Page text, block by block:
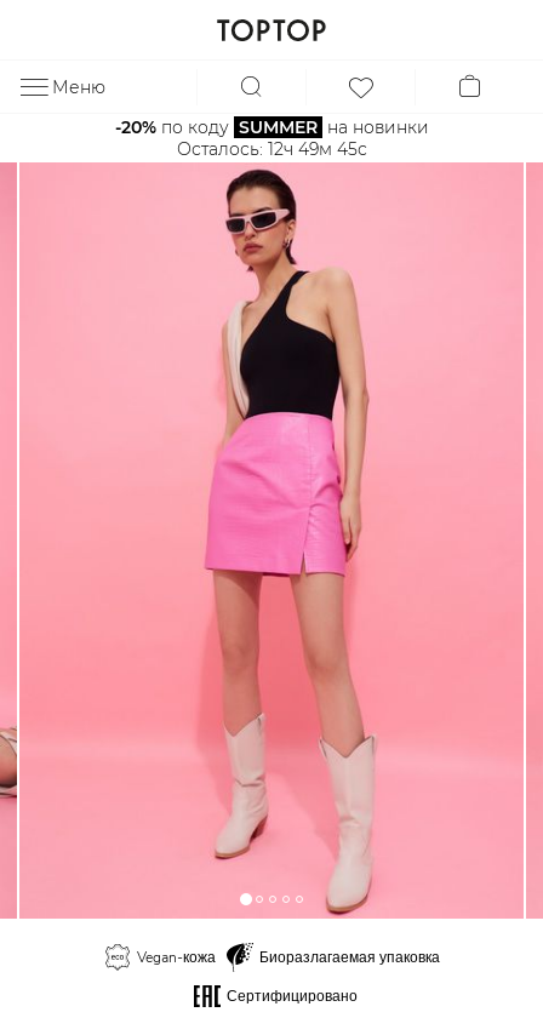
Меню
-20% по коду SUMMER на новинки
Осталось: 12ч 49м 45с
Vegan-кожа
Биоразлагаемая упаковка
Сертифицировано